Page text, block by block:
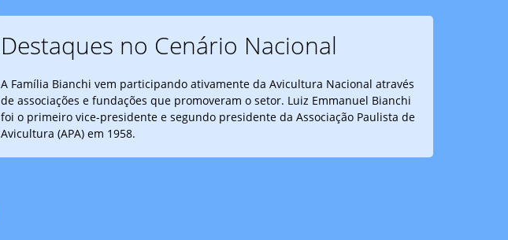
Destaques no Cenário Nacional
A Família Bianchi vem participando ativamente da Avicultura Nacional através
de associações e fundações que promoveram o setor. Luiz Emmanuel Bianchi
foi o primeiro vice-presidente e segundo presidente da Associação Paulista de
Avicultura (APA) em 1958.